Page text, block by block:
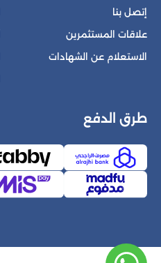
إتصل بنا
علاقات المستثمرين
الاستعلام عن الشهادات
طرق الدفع